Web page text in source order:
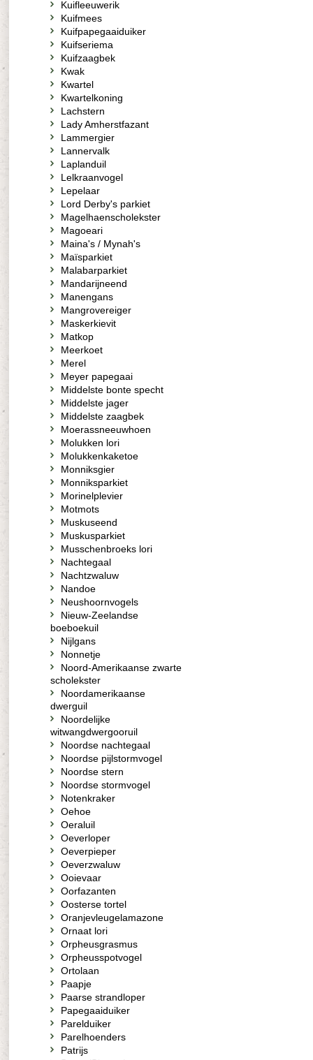
Kuifleeuwerik
Kuifmees
Kuifpapegaaiduiker
Kuifseriema
Kuifzaagbek
Kwak
Kwartel
Kwartelkoning
Lachstern
Lady Amherstfazant
Lammergier
Lannervalk
Laplanduil
Lelkraanvogel
Lepelaar
Lord Derby's parkiet
Magelhaenscholekster
Magoeari
Maina's / Mynah's
Maïsparkiet
Malabarparkiet
Mandarijneend
Manengans
Mangrovereiger
Maskerkievit
Matkop
Meerkoet
Merel
Meyer papegaai
Middelste bonte specht
Middelste jager
Middelste zaagbek
Moerassneeuwhoen
Molukken lori
Molukkenkaketoe
Monniksgier
Monniksparkiet
Morinelplevier
Motmots
Muskuseend
Muskusparkiet
Musschenbroeks lori
Nachtegaal
Nachtzwaluw
Nandoe
Neushoornvogels
Nieuw-Zeelandse
boeboekuil
Nijlgans
Nonnetje
Noord-Amerikaanse zwarte
scholekster
Noordamerikaanse
dwerguil
Noordelijke
witwangdwergooruil
Noordse nachtegaal
Noordse pijlstormvogel
Noordse stern
Noordse stormvogel
Notenkraker
Oehoe
Oeraluil
Oeverloper
Oeverpieper
Oeverzwaluw
Ooievaar
Oorfazanten
Oosterse tortel
Oranjevleugelamazone
Ornaat lori
Orpheusgrasmus
Orpheusspotvogel
Ortolaan
Paapje
Paarse strandloper
Papegaaiduiker
Parelduiker
Parelhoenders
Patrijs